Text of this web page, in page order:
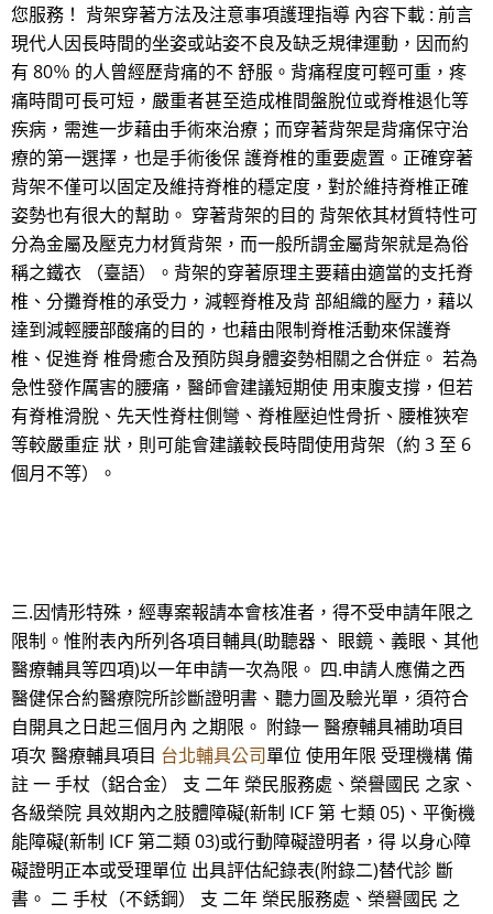
您服務！ 背架穿著方法及注意事項護理指導 內容下載 : 前言
現代人因長時間的坐姿或站姿不良及缺乏規律運動，因而約
有 80％ 的人曾經歷背痛的不 舒服。背痛程度可輕可重，疼
痛時間可長可短，嚴重者甚至造成椎間盤脫位或脊椎退化等
疾病，需進一步藉由手術來治療；而穿著背架是背痛保守治
療的第一選擇，也是手術後保 護脊椎的重要處置。正確穿著
背架不僅可以固定及維持脊椎的穩定度，對於維持脊椎正確
姿勢也有很大的幫助。 穿著背架的目的 背架依其材質特性可
分為金屬及壓克力材質背架，而一般所謂金屬背架就是為俗
稱之鐵衣 （臺語）。背架的穿著原理主要藉由適當的支托脊
椎、分攤脊椎的承受力，減輕脊椎及背 部組織的壓力，藉以
達到減輕腰部酸痛的目的，也藉由限制脊椎活動來保護脊
椎、促進脊 椎骨癒合及預防與身體姿勢相關之合併症。 若為
急性發作厲害的腰痛，醫師會建議短期使 用束腹支撐，但若
有脊椎滑脫、先天性脊柱側彎、脊椎壓迫性骨折、腰椎狹窄
等較嚴重症 狀，則可能會建議較長時間使用背架（約 3 至 6
個月不等）。
三.因情形特殊，經專案報請本會核准者，得不受申請年限之
限制。惟附表內所列各項目輔具(助聽器、 眼鏡、義眼、其他
醫療輔具等四項)以一年申請一次為限。 四.申請人應備之西
醫健保合約醫療院所診斷證明書、聽力圖及驗光單，須符合
自開具之日起三個月內 之期限。 附錄一 醫療輔具補助項目
項次 醫療輔具項目 台北輔具公司單位 使用年限 受理機構 備
註 一 手杖（鋁合金） 支 二年 榮民服務處、榮譽國民 之家、
各級榮院 具效期內之肢體障礙(新制 ICF 第 七類 05)、平衡機
能障礙(新制 ICF 第二類 03)或行動障礙證明者，得 以身心障
礙證明正本或受理單位 出具評估紀錄表(附錄二)替代診 斷
書。 二 手杖（不銹鋼） 支 二年 榮民服務處、榮譽國民 之